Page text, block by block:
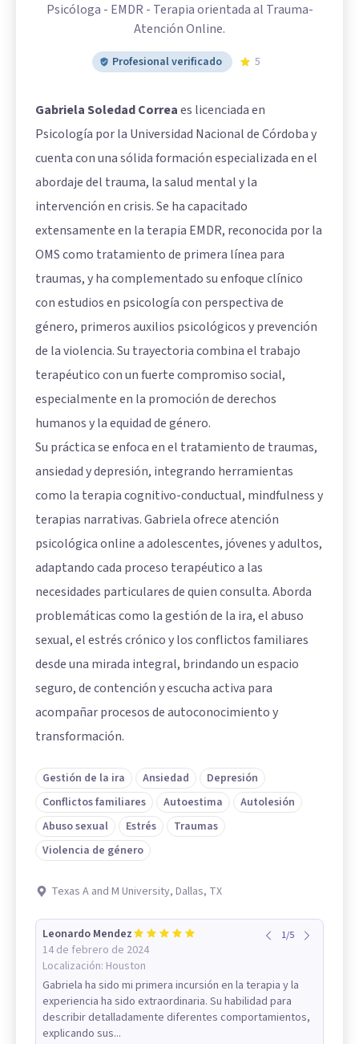
Psicóloga - EMDR - Terapia orientada al Trauma-
Atención Online.
Profesional verificado 5
Gabriela Soledad Correaes licenciada en
Psicología por la Universidad Nacional de Córdoba y
cuenta con una sólida formación especializada en el
abordaje del trauma, la salud mental y la
intervención en crisis. Se ha capacitado
extensamente en la terapia EMDR, reconocida por la
OMS como tratamiento de primera línea para
traumas, y ha complementado su enfoque clínico
con estudios en psicología con perspectiva de
género, primeros auxilios psicológicos y prevención
de la violencia. Su trayectoria combina el trabajo
terapéutico con un fuerte compromiso social,
especialmente en la promoción de derechos
humanos y la equidad de género.
Su práctica se enfoca en el tratamiento de traumas,
ansiedad y depresión, integrando herramientas
como la terapia cognitivo-conductual, mindfulness y
terapias narrativas. Gabriela ofrece atención
psicológica online a adolescentes, jóvenes y adultos,
adaptando cada proceso terapéutico a las
necesidades particulares de quien consulta. Aborda
problemáticas como la gestión de la ira, el abuso
sexual, el estrés crónico y los conflictos familiares
desde una mirada integral, brindando un espacio
seguro, de contención y escucha activa para
acompañar procesos de autoconocimiento y
transformación.
Gestión de la ira Ansiedad
Depresión
Conflictos familiares
Autoestima
Autolesión
Abuso sexual
Estrés
Traumas
Violencia de género
Texas A and M University, Dallas, TX
Leonardo Mendez
14 de febrero de 2024
Localización: Houston
1/5
Gabriela ha sido mi primera incursión en la terapia y la
experiencia ha sido extraordinaria. Su habilidad para
describir detalladamente diferentes comportamientos,
explicando sus...